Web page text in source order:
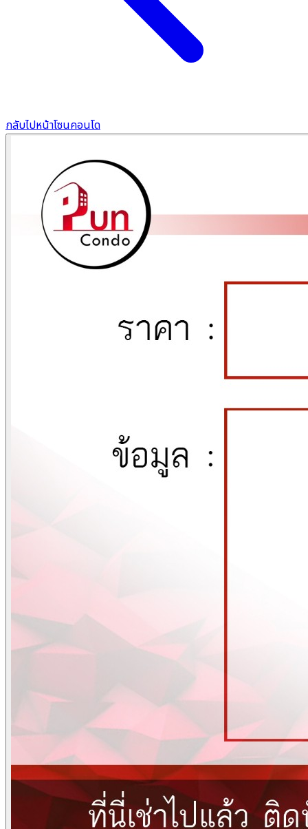
กลับไปหน้าโซนคอนโด